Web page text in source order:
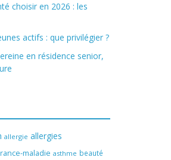
choisir en 2026 : les
actifs : que privilégier ?
en résidence senior,
allergie allergies
maladie asthme beauté